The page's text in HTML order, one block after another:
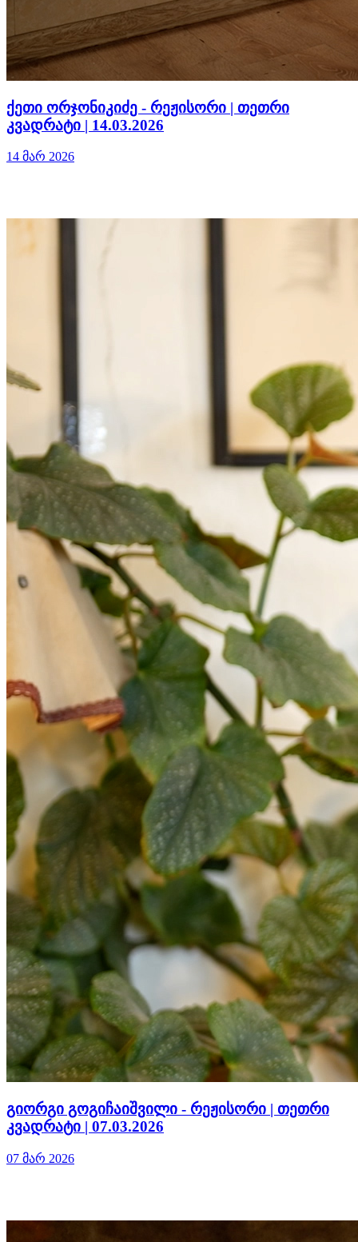
ქეთი ორჯონიკიძე - რეჟისორი | თეთრი
კვადრატი | 14.03.2026
14 მარ 2026
გიორგი გოგიჩაიშვილი - რეჟისორი | თეთრი
კვადრატი | 07.03.2026
07 მარ 2026